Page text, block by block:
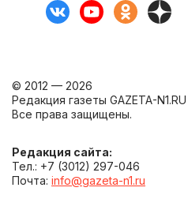
© 2012 — 2026
Редакция газеты GAZETA-N1.RU
Все права защищены.
Редакция сайта:
Тел.: +7 (3012) 297-046
Почта: info@gazeta-n1.ru